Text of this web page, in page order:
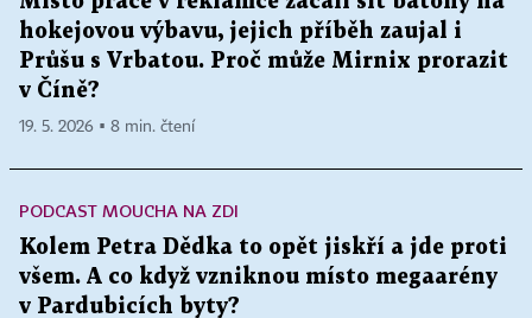
hokejovou výbavu, jejich příběh zaujal i
Průšu s Vrbatou. Proč může Mirnix prorazit
v Číně?
19. 5. 2026 ▪ 8 min. čtení
PODCAST MOUCHA NA ZDI
Kolem Petra Dědka to opět jiskří a jde proti
všem. A co když vzniknou místo megaarény
v Pardubicích byty?